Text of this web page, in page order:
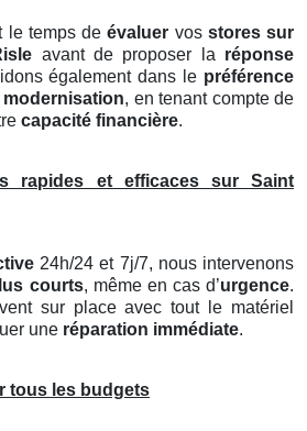
le temps deévaluer vos stores sur
avant de proposer la réponse
également dans le préférence
modernisation, en tenant compte de
capacité financière.
rapides et efficaces sur Saint
24h/24 et 7j/7, nous intervenons
courts, même en cas d’urgence.
sur place avec tout le matériel
une réparation immédiate.
tous les budgets